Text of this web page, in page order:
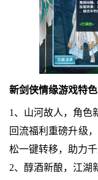
新剑侠情缘游戏特色
1、山河故人，角色
回流福利重磅升级
松一键转移，助力千
2、醇酒新酿，江湖